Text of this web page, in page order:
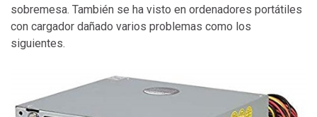
sobremesa. También se ha visto en ordenadores portátiles
con cargador dañado varios problemas como los
siguientes.